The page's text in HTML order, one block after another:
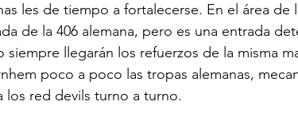
les de tiempo a fortalecerse. En el área de
de la 406 alemana, pero es una entrada
siempre llegarán los refuerzos de la misma
poco a poco las tropas alemanas,
los red devils turno a turno.